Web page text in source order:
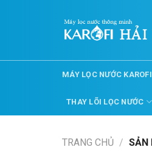
MÁY LỌC NƯỚC KAROFI
THAY LÕI LỌC NƯỚC
TRANG CHỦ / SẢN